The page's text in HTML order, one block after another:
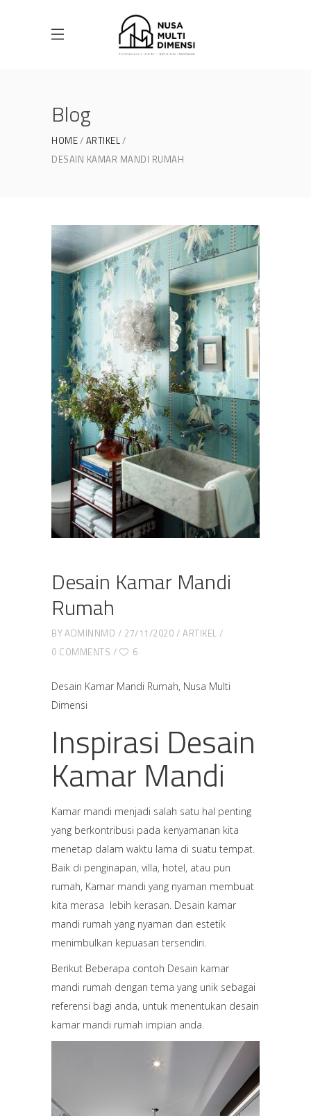
Blog
HOME ARTIKEL
DESAIN KAMAR MANDI RUMAH
Desain Kamar Mandi
Rumah
BYADMINNMD 27/11/2020
ARTIKEL
0 COMMENTS
6
Desain Kamar Mandi Rumah, Nusa Multi
Dimensi
Inspirasi Desain
Kamar Mandi
Kamar mandi menjadi salah satu hal penting
yang berkontribusi pada kenyamanan kita
menetap dalam waktu lama di suatu tempat.
Baik di penginapan, villa, hotel, atau pun
rumah, Kamar mandi yang nyaman membuat
kita merasa lebih kerasan. Desain kamar
mandi rumah yang nyaman dan estetik
menimbulkan kepuasan tersendiri.
Berikut Beberapa contoh Desain kamar
mandi rumah dengan tema yang unik sebagai
referensi bagi anda, untuk menentukan desain
kamar mandi rumah impian anda.